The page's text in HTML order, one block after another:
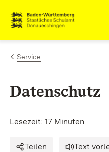
Zum Inhalt springen
Link zur Startseite
Service
Datenschutz
Lesezeit: 17 Minuten
Teilen Text